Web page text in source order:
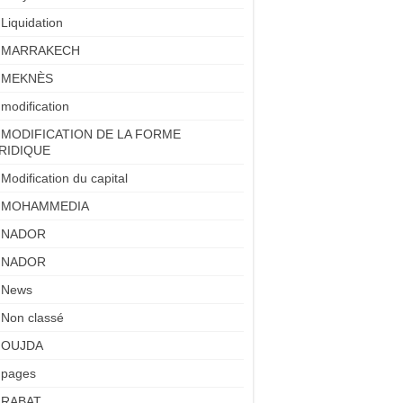
Liquidation
MARRAKECH
MEKNÈS
modification
MODIFICATION DE LA FORME
Modification du capital
MOHAMMEDIA
NADOR
NADOR
News
Non classé
OUJDA
pages